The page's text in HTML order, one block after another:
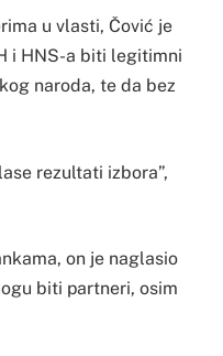
u vlasti, Čović je
i HNS-a biti legitimni
naroda, te da bez
rezultati izbora”,
on je naglasio
biti partneri, osim